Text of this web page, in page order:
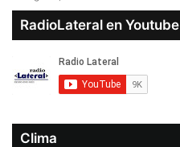
RadioLateral en Youtube
Clima